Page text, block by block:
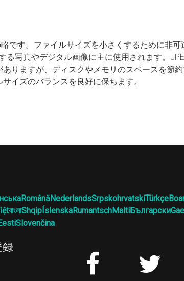
です。ファイルサイズを小さくするために非
る写真やデジタル画像に主に使用されます。
りますが、ディスクやメモリのスペースを節
イズのバランスを良好に保ちます。
RomânăNederlandsSrpskohrvatskiTürkçe
বাংলাShqipÍslenskaRumantschMaltiБългарски
Slovenčina
録